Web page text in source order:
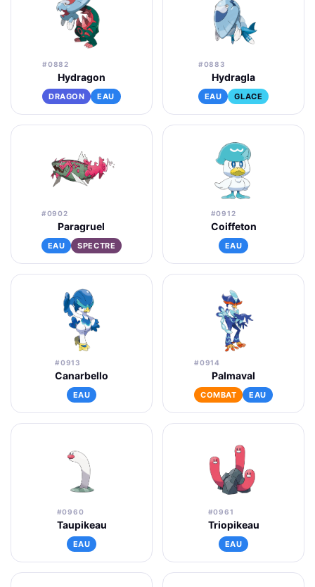
#0882
Hydragon
DRAGON EAU
#0883
Hydragla
EAU GLACE
#0902
Paragruel
EAU SPECTRE
#0912
Coiffeton
EAU
#0913
Canarbello
EAU
#0914
Palmaval
COMBAT EAU
#0960
Taupikeau
EAU
#0961
Triopikeau
EAU